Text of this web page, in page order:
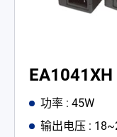
EA1041XH
功率 : 45W
输出电压 :